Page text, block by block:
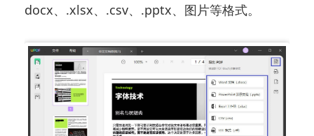
docx、.xlsx、.csv、.pptx、图片等格式。